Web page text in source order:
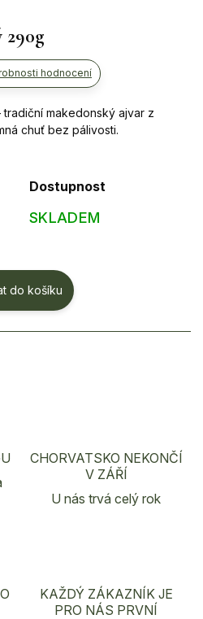
290g
hodnocení
makedonský ajvar z
chuť bez pálivosti.
Dostupnost
SKLADEM
do košíku
CHORVATSKO NEKONČÍ
V ZÁŘÍ
U nás trvá celý rok
KAŽDÝ ZÁKAZNÍK JE
PRO NÁS PRVNÍ